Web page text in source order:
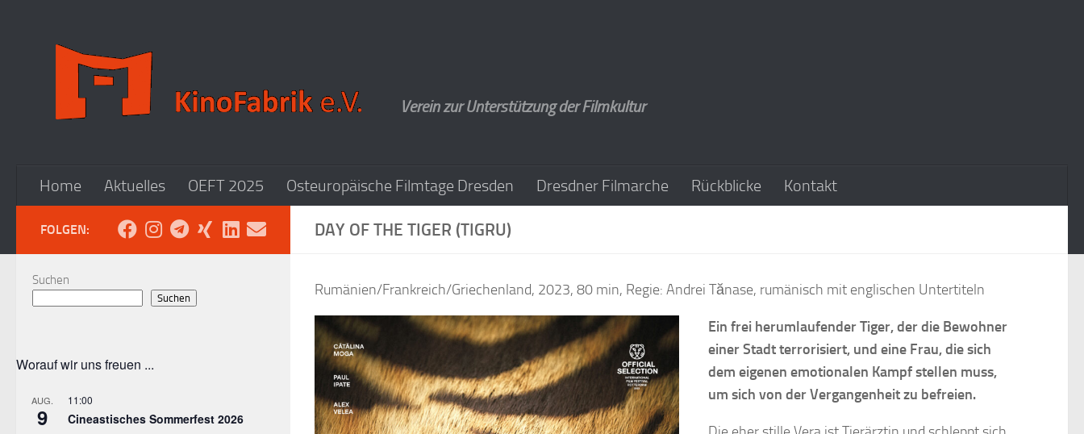
Verein zur Unterstützung der Filmkultur
Home Aktuelles OEFT 2025 Osteuropäische Filmtage Dresden Dresdner Filmarche Rückblicke Kontakt
DAY OF THE TIGER (TIGRU)
Rumänien/Frankreich/Griechenland, 2023, 80 min, Regie: Andrei Tănase, rumänisch mit englischen Untertiteln
Ein frei herumlaufender Tiger, der die Bewohner
einer Stadt terrorisiert, und eine Frau, die sich
dem eigenen emotionalen Kampf stellen muss,
um sich von der Vergangenheit zu befreien.
FOLGEN:
Suchen
Suchen
Worauf wir uns freuen ...
AUG.
9
11:00
Cineastisches Sommerfest 2026